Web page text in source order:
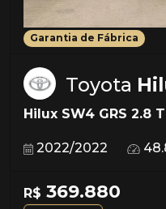
Garantia de Fábrica
Toyota
Hilux SW4 GRS 2.8
2022/2022
R$ 369.880